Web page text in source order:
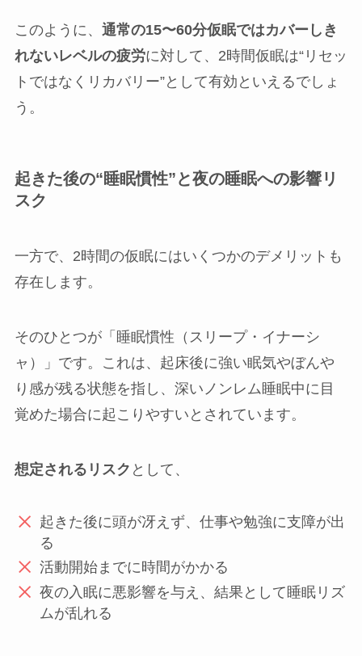
このように、 通常の15〜60分仮眠ではカバーしき
れないレベルの疲労に対して、2時間仮眠は“リセッ
トではなくリカバリー”として有効といえるでしょ
う。
起きた後の“睡眠慣性”と夜の睡眠への影響リ
スク
一方で、2時間の仮眠にはいくつかのデメリットも
存在します。
そのひとつが「睡眠慣性（スリープ・イナーシ
ャ）」です。これは、起床後に強い眠気やぼんや
り感が残る状態を指し、深いノンレム睡眠中に目
覚めた場合に起こりやすいとされています。
想定されるリスク として、
起きた後に頭が冴えず、仕事や勉強に支障が出
る
活動開始までに時間がかかる
夜の入眠に悪影響を与え、結果として睡眠リズ
ムが乱れる